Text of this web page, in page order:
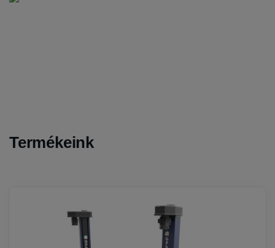
Termékeink